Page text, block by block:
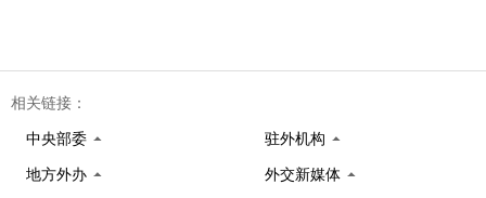
相关链接：
中央部委 驻外机构
地方外办 外交新媒体